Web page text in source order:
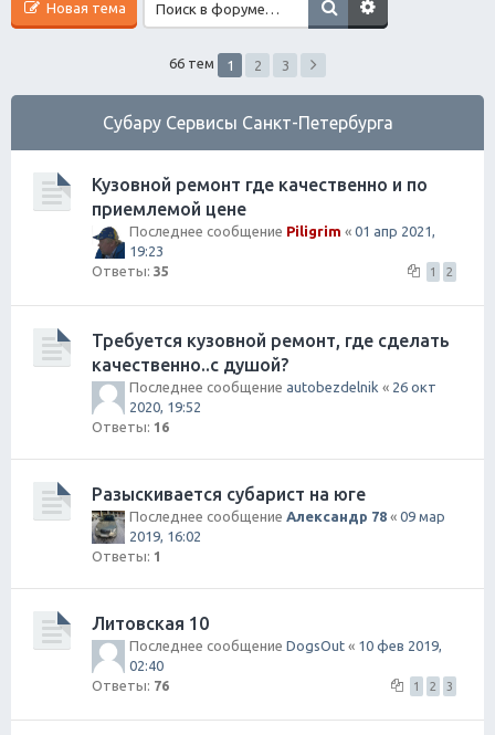
Новая тема
66 тем 1 2 3
Субару Cервисы Санкт-Петербурга
Кузовной ремонт где качественно и по
приемлемой цене
Последнее сообщение Piligrim « 01 апр 2021,
19:23
Ответы: 35 1 2
Требуется кузовной ремонт, где сделать
качественно..с душой?
Последнее сообщение autobezdelnik « 26 окт
2020, 19:52
Ответы: 16
Разыскивается субарист на юге
Последнее сообщение Александр 78 « 09 мар
2019, 16:02
Ответы: 1
Литовская 10
Последнее сообщение DogsOut « 10 фев 2019,
02:40
Ответы: 76 1 2 3